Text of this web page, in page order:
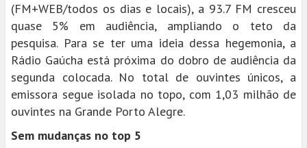
(FM+WEB/todos os dias e locais), a 93.7 FM cresceu
quase 5% em audiência, ampliando o teto da
pesquisa. Para se ter uma ideia dessa hegemonia, a
Rádio Gaúcha está próxima do dobro de audiência da
segunda colocada. No total de ouvintes únicos, a
emissora segue isolada no topo, com 1,03 milhão de
ouvintes na Grande Porto Alegre.
Sem mudanças no top 5